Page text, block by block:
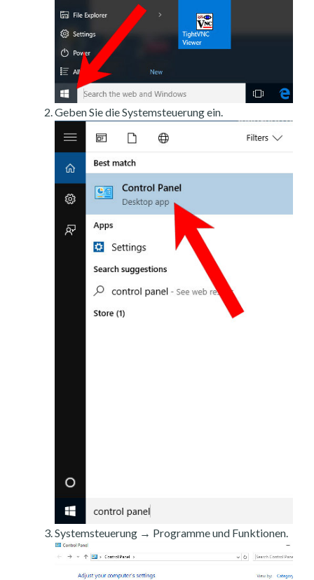
Geben Sie die Systemsteuerung ein.
Systemsteuerung → Programme und Funktionen.